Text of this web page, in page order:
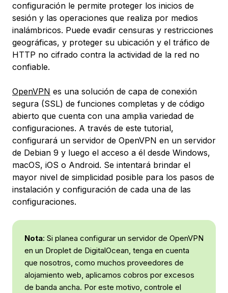
configuración le permite proteger los inicios de
sesión y las operaciones que realiza por medios
inalámbricos. Puede evadir censuras y restricciones
geográficas, y proteger su ubicación y el tráfico de
HTTP no cifrado contra la actividad de la red no
confiable.
OpenVPN es una solución de capa de conexión
segura (SSL) de funciones completas y de código
abierto que cuenta con una amplia variedad de
configuraciones. A través de este tutorial,
configurará un servidor de OpenVPN en un servidor
de Debian 9 y luego el acceso a él desde Windows,
macOS, iOS o Android. Se intentará brindar el
mayor nivel de simplicidad posible para los pasos de
instalación y configuración de cada una de las
configuraciones.
Nota: Si planea configurar un servidor de OpenVPN
en un Droplet de DigitalOcean, tenga en cuenta
que nosotros, como muchos proveedores de
alojamiento web, aplicamos cobros por excesos
de banda ancha. Por este motivo, controle el